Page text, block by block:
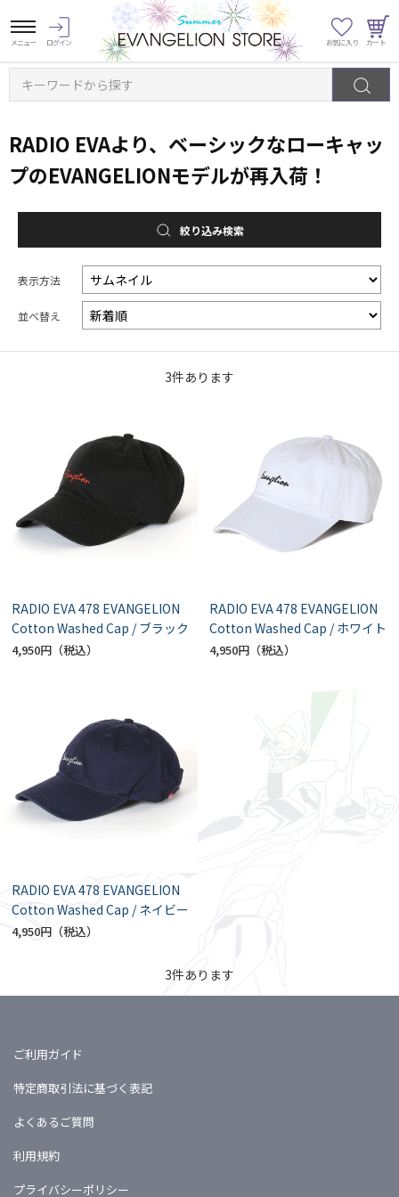
キーワードから探す
RADIO EVAより、ベーシックなローキャッ
プのEVANGELIONモデルが再入荷！
絞り込み検索
表示方法
並べ替え
3件あります
RADIO EVA 478 EVANGELION
Cotton Washed Cap / ブラック
4,950円
RADIO EVA 478 EVANGELION
Cotton Washed Cap / ホワイト
4,950円
RADIO EVA 478 EVANGELION
Cotton Washed Cap / ネイビー
4,950円
3件あります
ご利用ガイド
特定商取引法に基づく表記
よくあるご質問
利用規約
プライバシーポリシー